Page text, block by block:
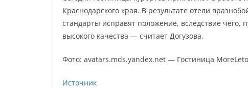
Краснодарского края. В результате отели
стандарты исправят положение, вследствие чего,
высокого качества — считает Догузова.
Фото: avatars.mds.yandex.net — Гостиница
Источник